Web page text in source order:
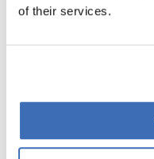
of their services.